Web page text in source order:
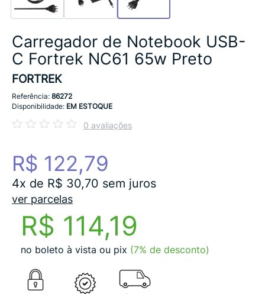
Carregador de Notebook USB-
C Fortrek NC61 65w Preto
FORTREK
Referência: 86272
Disponibilidade: EM ESTOQUE
0 avaliações
R$ 122,79
4x de R$ 30,70 sem juros
ver parcelas
R$ 114,19
no boleto à vista ou pix (7% de desconto)